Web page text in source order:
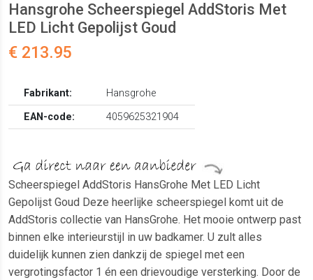
Hansgrohe Scheerspiegel AddStoris Met
LED Licht Gepolijst Goud
€ 213.95
Fabrikant:
Hansgrohe
EAN-code:
4059625321904
Scheerspiegel AddStoris HansGrohe Met LED Licht
Gepolijst Goud Deze heerlijke scheerspiegel komt uit de
AddStoris collectie van HansGrohe. Het mooie ontwerp past
binnen elke interieurstijl in uw badkamer. U zult alles
duidelijk kunnen zien dankzij de spiegel met een
vergrotingsfactor 1 én een drievoudige versterking. Door de